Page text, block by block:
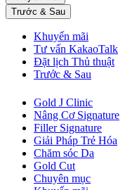
Trước & Sau
Khuyến mãi
Tư vấn KakaoTalk
Đặt lịch Thủ thuật
Trước & Sau
Gold J Clinic
Nâng Cơ Signature
Filler Signature
Giải Pháp Trẻ Hóa
Chăm sóc Da
Gold Cut
Chuyên mục